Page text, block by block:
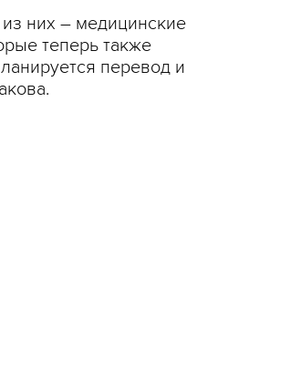
них – медицинские
теперь также
перевод и